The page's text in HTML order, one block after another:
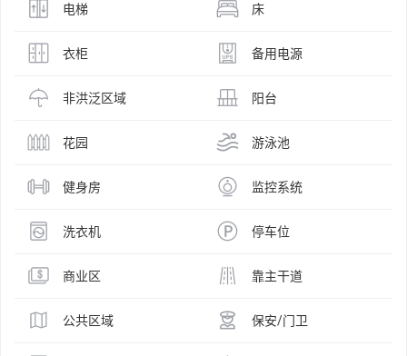
电梯 床
衣柜 备用电源
非洪泛区域 阳台
花园 游泳池
健身房 监控系统
洗衣机 停车位
商业区 靠主干道
公共区域 保安/门卫